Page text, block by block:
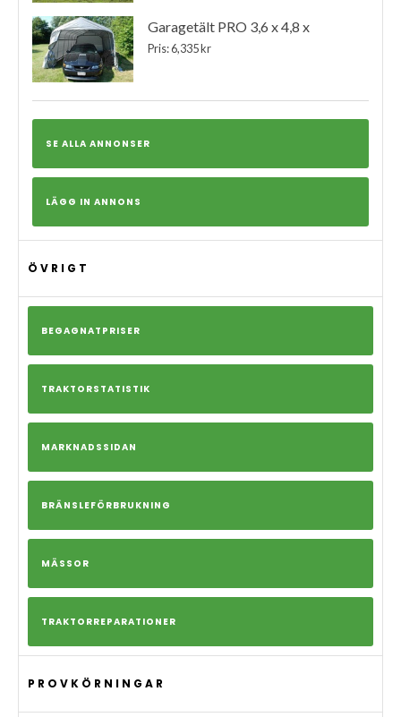
Garagetält PRO 3,6 x 4,8 x
Pris: 6,335 kr
SE ALLA ANNONSER
LÄGG IN ANNONS
ÖVRIGT
BEGAGNATPRISER
TRAKTORSTATISTIK
MARKNADSSIDAN
BRÄNSLEFÖRBRUKNING
MÄSSOR
TRAKTORREPARATIONER
PROVKÖRNINGAR